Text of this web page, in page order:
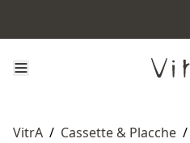
VitrA / Cassette & Placche /